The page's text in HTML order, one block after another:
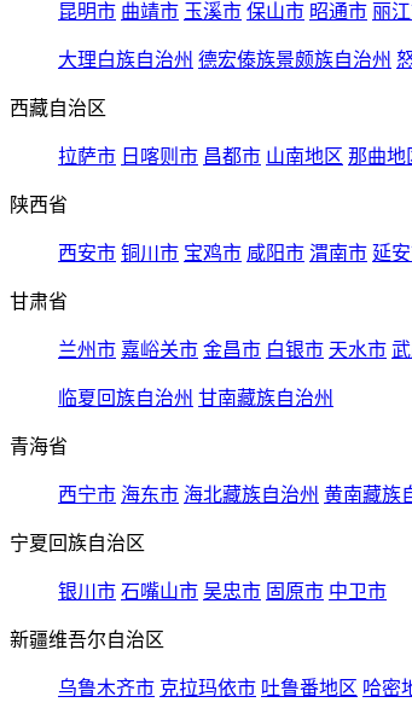
昆明市 曲靖市 玉溪市 保山市 昭通市 丽
大理白族自治州 德宏傣族景颇族自治州
西藏自治区
拉萨市 日喀则市 昌都市 山南地区 那曲地
陕西省
西安市 铜川市 宝鸡市 咸阳市 渭南市 延
甘肃省
兰州市 嘉峪关市 金昌市 白银市 天水市
临夏回族自治州 甘南藏族自治州
青海省
西宁市 海东市 海北藏族自治州 黄南藏族
宁夏回族自治区
银川市 石嘴山市 吴忠市 固原市 中卫市
新疆维吾尔自治区
乌鲁木齐市 克拉玛依市 吐鲁番地区 哈密